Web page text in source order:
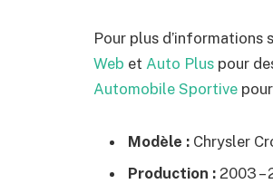
Pour plus d’informations
Web et Auto Plus pour
Automobile Sportive
Modèle : Chrysler
Production : 2003 –